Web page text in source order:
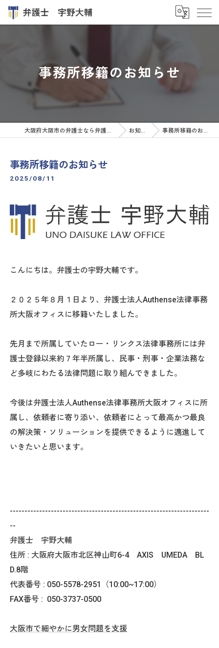
事務所移籍のお知らせ
大阪府大阪市の弁護士なら弁護士 宇野大輔 お知らせ 事務所移籍のお知らせ
事務所移籍のお知らせ
2025/08/11
こんにちは。弁護士の宇野大輔です。
２０２５年８月１日より、弁護士法人Authense法律事務
所大阪オフィスに移籍いたしました。
先月まで所属していたロー・リンクス法律事務所には弁
護士登録以来約７年半所属し、民事・刑事・企業法務な
ど多岐にわたる法律問題に取り組んできました。
今後は弁護士法人Authense法律事務所大阪オフィスに所
属し、依頼者に寄り添い、依頼者にとって最高かつ最良
の解決策・ソリューションを提供できるように邁進して
いきたいと思います。
--------------------------------------------------------------------
--
弁護士 宇野大輔
住所 : 大阪府大阪市北区神山町6-4 AXIS UMEDA BL
D.8階
代表番号 : 050-5578-2951（10:00~17:00）
FAX番号 : 050-3737-0500
大阪市で細やかに男女問題を支援